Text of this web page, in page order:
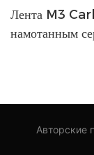
Лента M3
намотанным
Авторские